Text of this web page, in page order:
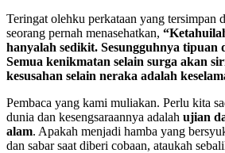
Teringat olehku perkataan yang tersimpan
seorang pernah menasehatkan,
hanyalah sedikit. Sesungguhnya tipuan
Semua kenikmatan selain surga akan
kesusahan selain neraka adalah
Pembaca yang kami muliakan. Perlu kita
dunia dan kesengsaraannya adalah ujian
alam. Apakah menjadi hamba yang
dan sabar saat diberi cobaan, ataukah